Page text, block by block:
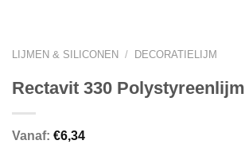
LIJMEN & SILICONEN / DECORATIELIJM
Rectavit 330 Polystyreenlijm
Vanaf: €6,34